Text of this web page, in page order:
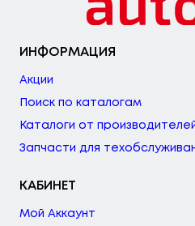
ИНФОРМАЦИЯ
Акции
Поиск по каталогам
Каталоги от
Запчасти для
КАБИНЕТ
Мой Аккаунт